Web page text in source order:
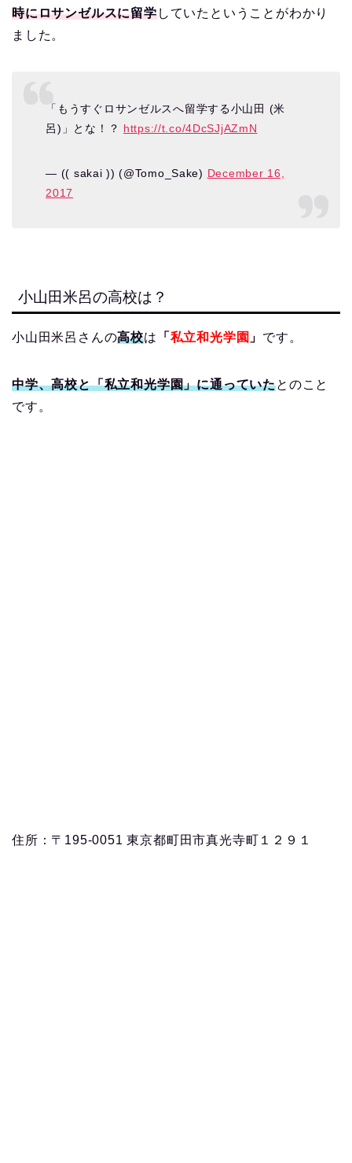
時にロサンゼルスに留学していたということがわかり
ました。
「もうすぐロサンゼルスへ留学する小山田 (米
呂)」とな！？ https://t.co/4DcSJjAZmN
— (( sakai )) (@Tomo_Sake) December 16,
2017
小山田米呂の高校は？
小山田米呂さんの高校は 「 私立和光学園 」 です。
中学、高校と「私立和光学園」に通っていたとのこと
です。
住所：〒195-0051 東京都町田市真光寺町１２９１